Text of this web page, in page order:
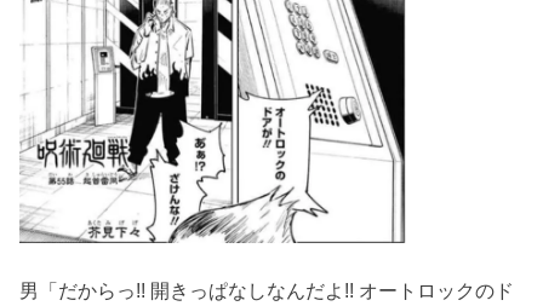
男「だからっ!! 開きっぱなしなんだよ!! オートロックのド